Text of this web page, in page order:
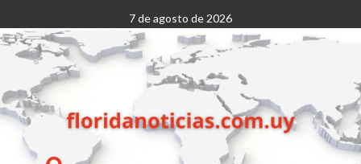
al
contenido
7 de agosto de 2026